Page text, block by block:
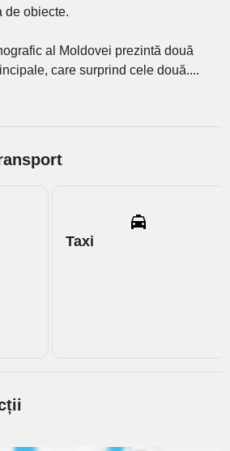
de obiecte.
al Moldovei prezintă două
care surprind cele două....
Taxi